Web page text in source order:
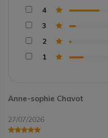
Anne-sophie Chavot
27/07/2026
4
3
2
1